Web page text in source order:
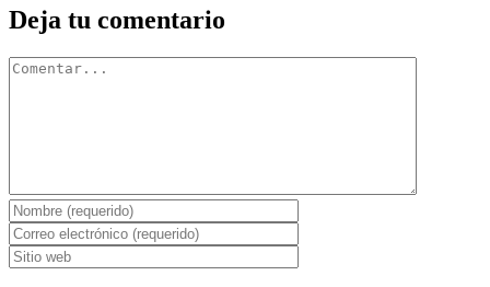
Deja tu comentario
Comentar